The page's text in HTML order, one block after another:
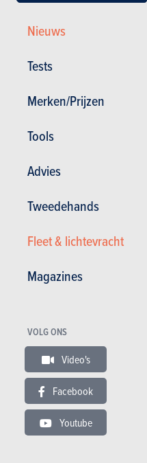
Nieuws
Tests
Merken/Prijzen
Tools
Advies
Tweedehands
Fleet & lichtevracht
Magazines
VOLG ONS
Video's
Facebook
Youtube